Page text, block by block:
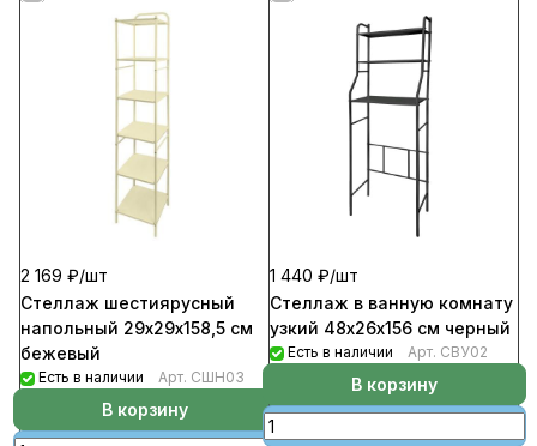
2 169 ₽/шт
Стеллаж шестиярусный
напольный 29х29х158,5 см
бежевый
Есть в наличии Арт. СШН03
В корзину
1 440 ₽/шт
Стеллаж в ванную комнату
узкий 48х26х156 см черный
Есть в наличии Арт. СВУ02
В корзину